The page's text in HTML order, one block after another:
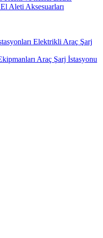
El Aleti Aksesuarları
Elektrikli Araç Şarj
Araç Şarj İstasyonu